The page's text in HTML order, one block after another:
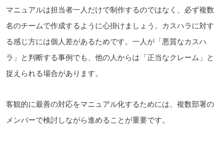
マニュアルは担当者一人だけで制作するのではなく、必ず複数
名のチームで作成するように心掛けましょう。カスハラに対す
る感じ方には個人差があるためです。一人が「悪質なカスハ
ラ」と判断する事例でも、他の人からは「正当なクレーム」と
捉えられる場合があります。
客観的に最善の対応をマニュアル化するためには、複数部署の
メンバーで検討しながら進めることが重要です。